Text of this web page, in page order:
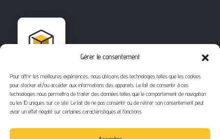
Gérer le consentement
Pour offrir les meilleures expériences, nous utilisons des technologies telles que les cookies
pour stocker et/ou accéder aux informations des appareils. Le fait de consentir à ces
technologies nous permettra de traiter des données telles que le comportement de navigation
ou les ID uniques sur ce site. Le fait de ne pas consentir ou de retirer son consentement peut
avoir un effet négatif sur certaines caractéristiques et fonctions.
1112 Bd Fernand Darchicourt
62110 Hénin-Beaumont